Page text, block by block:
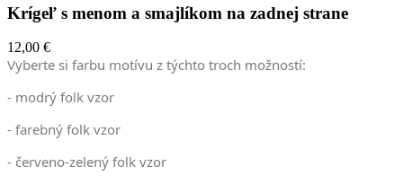
Krígeľ s menom a smajlíkom na zadnej strane
12,00 €
Vyberte si farbu motívu z týchto troch možností:
- modrý folk vzor
- farebný folk vzor
- červeno-zelený folk vzor